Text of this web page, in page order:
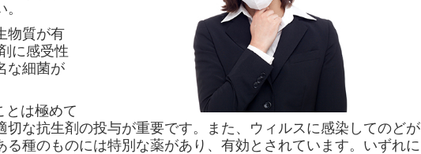
物質が有
に感受性
な細菌が
とは極めて
切な抗生剤の投与が重要です。また、ウィルスに感染してのどが
種のものには特別な薬があり、有効とされています。いずれに